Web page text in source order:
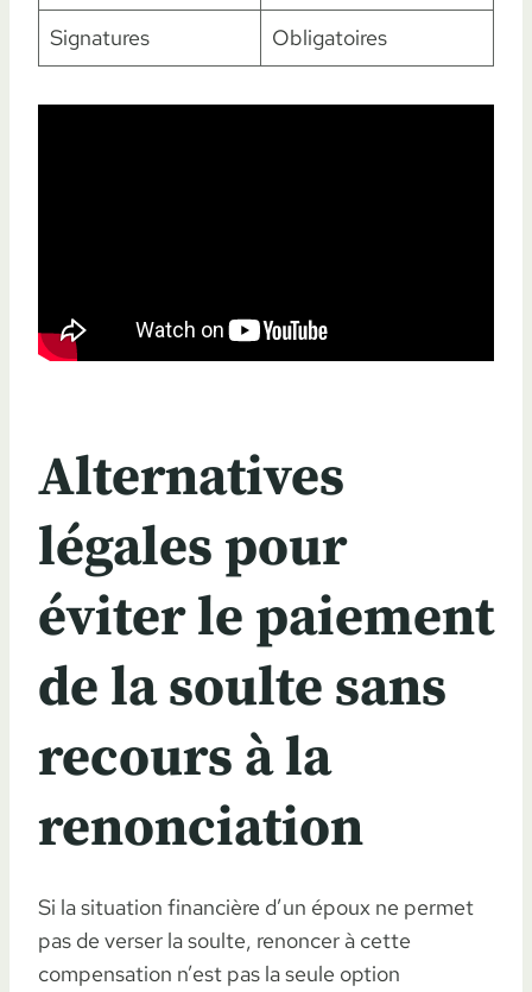
Signatures Obligatoires
Alternatives
légales pour
éviter le paiement
de la soulte sans
recours à la
renonciation
Si la situation financière d’un époux ne permet
pas de verser la soulte, renoncer à cette
compensation n’est pas la seule option